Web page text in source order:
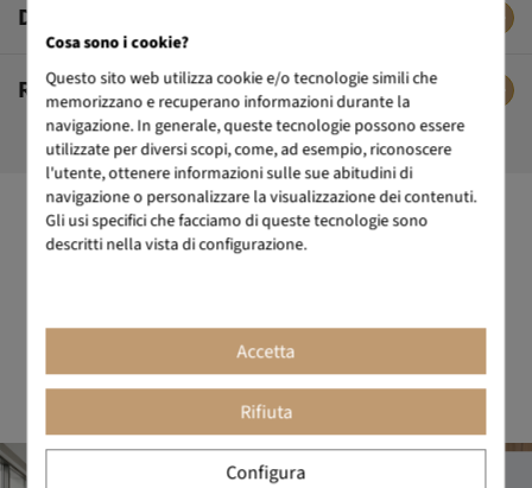
DATI TECNICI
RECENSIONI DEI CLIENTI
IL DESIGN COME MANTRA
creativa che mira a progettare oggetti che siano utili ed
estetici. Da BIKKOM troverai il miglior arredamento per
ufficio di design, con un ottimo rapporto qualità-prezzo.
Cosa sono i cookie?
Questo sito web utilizza cookie e/o tecnologie simili che
memorizzano e recuperano informazioni durante la
navigazione. In generale, queste tecnologie possono essere
utilizzate per diversi scopi, come, ad esempio, riconoscere
l'utente, ottenere informazioni sulle sue abitudini di
navigazione o personalizzare la visualizzazione dei contenuti.
Gli usi specifici che facciamo di queste tecnologie sono
descritti nella vista di configurazione.
Accetta
Rifiuta
Configura